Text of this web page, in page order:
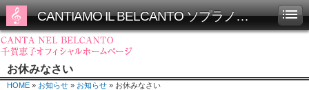
CANTIAMO IL BELCANTO ソプラノ千賀恵子オフィシャルホームページ
お休みなさい
HOME » お知らせ » お知らせ » お休みなさい